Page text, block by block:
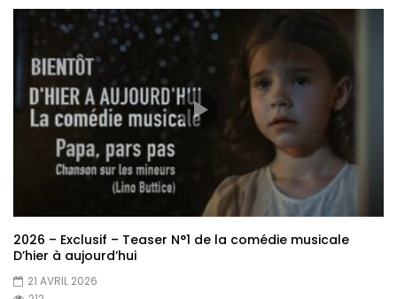
2026 – Exclusif – Teaser N°1 de la comédie musicale
D’hier à aujourd’hui
21 AVRIL 2026